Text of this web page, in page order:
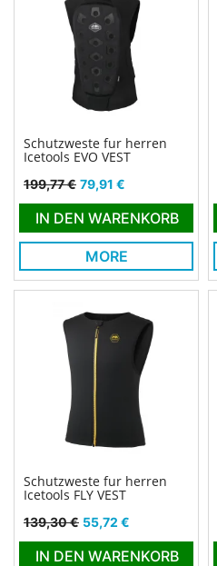
Schutzweste fur herren
Icetools EVO VEST
Verkaufspreis
199,77 € Preis
79,91 €
IN DEN WARENKORB
MORE
Schutzweste fur herren
Icetools FLY VEST
Verkaufspreis
139,30 € Preis
55,72 €
IN DEN WARENKORB